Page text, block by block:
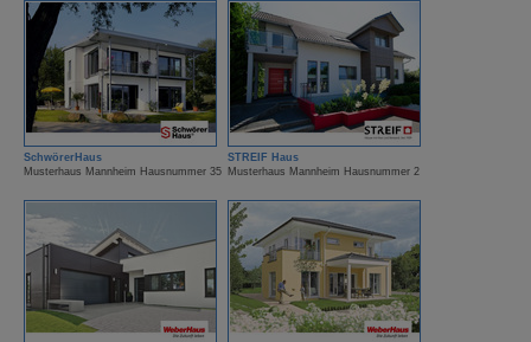
SchwörerHaus
Musterhaus Mannheim Hausnummer 35
STREIF Haus
Musterhaus Mannheim Hausnummer 2